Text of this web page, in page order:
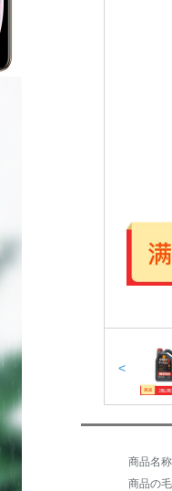
<
商品の